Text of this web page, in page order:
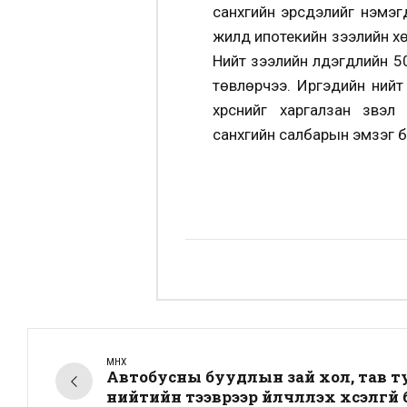
санхүүгийн эрсдэлийг
жилд ипотекийн зээлийн
Нийт зээлийн үлдэгдлийн
төвлөрчээ. Иргэдийн
хүрснийг харгалзан
санхүүгийн салбарын
ӨМНӨХ
Автобусны буудлын зай хол, тав
нийтийн тээврээр үйлчлүүлэх